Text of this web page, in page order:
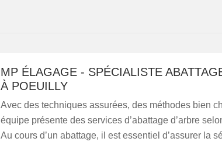
MP ÉLAGAGE - SPÉCIALISTE
À POEUILLY
Avec des techniques assurées, des méthodes bien
équipe présente des services d’abattage d’arbre
Au cours d’un abattage, il est essentiel d’assurer la